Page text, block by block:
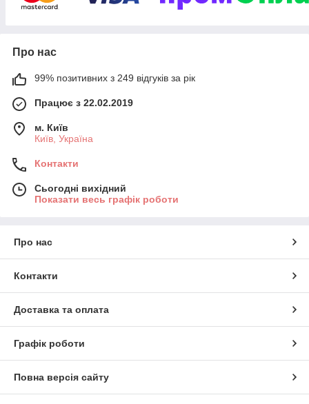
Про нас
99% позитивних з 249 відгуків за рік
Працює з 22.02.2019
м. Київ
Київ, Україна
Контакти
Сьогодні вихідний
Показати весь графік роботи
Про нас
Контакти
Доставка та оплата
Графік роботи
Повна версія сайту